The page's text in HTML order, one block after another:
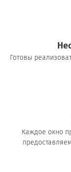
Готовы
Каждое окно